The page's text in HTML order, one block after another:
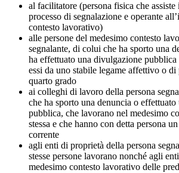
al facilitatore (persona fisica che assiste
processo di segnalazione e operante
contesto lavorativo)
alle persone del medesimo contesto
segnalante, di colui che ha sporto una
ha effettuato una divulgazione pubblica
essi da uno stabile legame affettivo o di
quarto grado
ai colleghi di lavoro della persona
che ha sporto una denuncia o
pubblica, che lavorano nel medesimo
stessa e che hanno con detta persona
corrente
agli enti di proprietà della persona
stesse persone lavorano nonché agli
medesimo contesto lavorativo delle